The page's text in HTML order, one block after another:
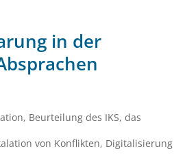
in der
, Beurteilung des IKS,das
von Konflikten, Digitalisierung